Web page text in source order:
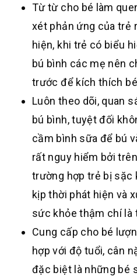
Từ từ cho bé làm
xét phản ứng của trẻ
hiện, khi trẻ có biểu
bú bình các mẹ nên
trước để kích thích
Luôn theo dõi, quan
bú bình, tuyệt đối
cầm bình sữa để bú
rất nguy hiểm bởi
trường hợp trẻ bị sặc
kịp thời phát hiện và
sức khỏe thậm chí là
Cung cấp cho bé
hợp với độ tuổi, cân
đặc biệt là những bé